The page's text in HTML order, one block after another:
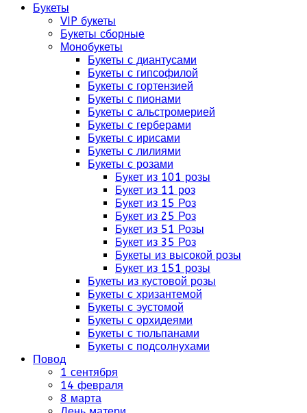
Букеты
VIP букеты
Букеты сборные
Монобукеты
Букеты с диантусами
Букеты с гипсофилой
Букеты с гортензией
Букеты с пионами
Букеты с альстромерией
Букеты с герберами
Букеты с ирисами
Букеты с лилиями
Букеты с розами
Букет из 101 розы
Букет из 11 роз
Букет из 15 Роз
Букет из 25 Роз
Букет из 51 Розы
Букет из 35 Роз
Букеты из высокой розы
Букет из 151 розы
Букеты из кустовой розы
Букеты с хризантемой
Букеты с эустомой
Букеты с орхидеями
Букеты с тюльпанами
Букеты с подсолнухами
Повод
1 сентября
14 февраля
8 марта